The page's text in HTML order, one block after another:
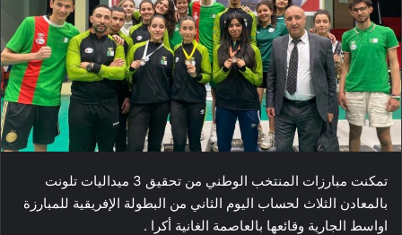
تمكنت مبارزات المنتخب الوطني من تحقيق 3 ميداليات تلونت
بالمعادن الثلاث لحساب اليوم الثاني من البطولة الإفريقية للمبارزة
اواسط الجارية وقائعها بالعاصمة الغانية أكرا .